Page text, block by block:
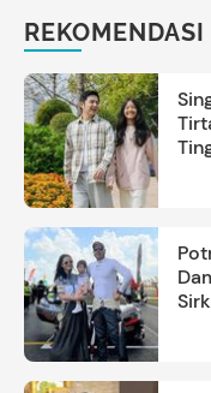
REKOMENDASI